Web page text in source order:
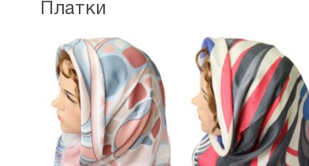
Платки